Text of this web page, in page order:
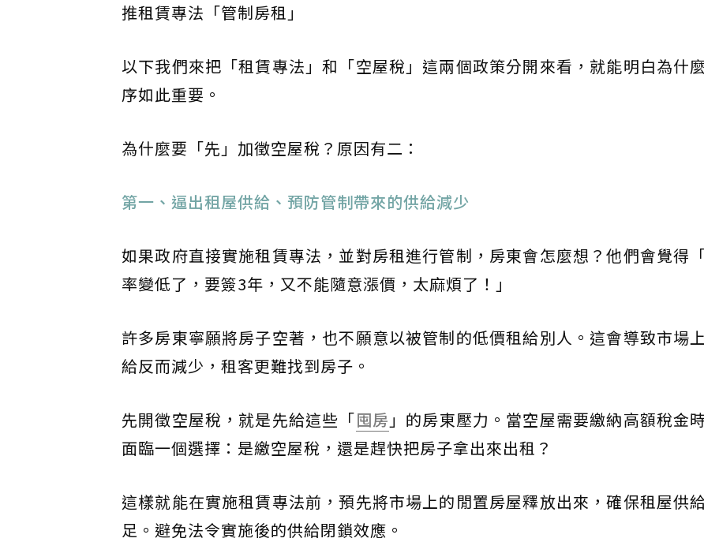
推租賃專法「管制房租」
以下我們來把「租賃專法」和「空屋稅」這兩個政策分開來看，就能明白為什
序如此重要。
為什麼要「先」加徵空屋稅？原因有二：
第一、逼出租屋供給、預防管制帶來的供給減少
如果政府直接實施租賃專法，並對房租進行管制，房東會怎麼想？他們會覺得
率變低了，要簽3年，又不能隨意漲價，太麻煩了！」
許多房東寧願將房子空著，也不願意以被管制的低價租給別人。這會導致市場
給反而減少，租客更難找到房子。
先開徵空屋稅，就是先給這些「囤房 」的房東壓力。當空屋需要繳納高額稅金
面臨一個選擇：是繳空屋稅，還是趕快把房子拿出來出租？
這樣就能在實施租賃專法前，預先將市場上的閒置房屋釋放出來，確保租屋供
足。避免法令實施後的供給閉鎖效應。